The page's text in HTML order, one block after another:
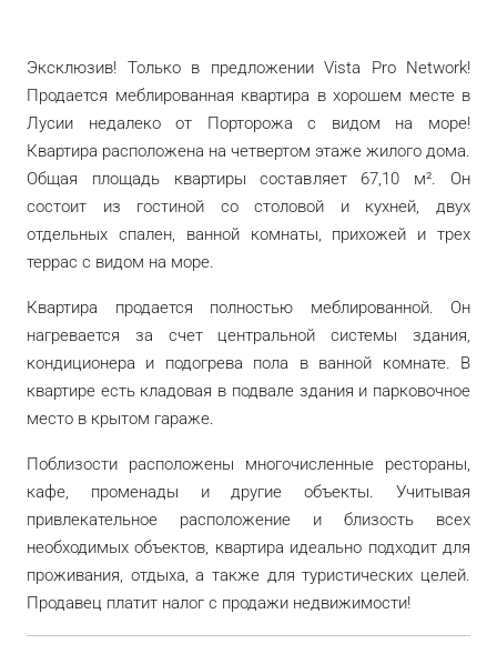
Эксклюзив! Только в предложении Vista Pro Network!
Продается меблированная квартира в хорошем месте в
Лусии недалеко от Порторожа с видом на море!
Квартира расположена на четвертом этаже жилого дома.
Общая площадь квартиры составляет 67,10 м². Он
состоит из гостиной со столовой и кухней, двух
отдельных спален, ванной комнаты, прихожей и трех
террас с видом на море.
Квартира продается полностью меблированной. Он
нагревается за счет центральной системы здания,
кондиционера и подогрева пола в ванной комнате. В
квартире есть кладовая в подвале здания и парковочное
место в крытом гараже.
Поблизости расположены многочисленные рестораны,
кафе, променады и другие объекты. Учитывая
привлекательное расположение и близость всех
необходимых объектов, квартира идеально подходит для
проживания, отдыха, а также для туристических целей.
Продавец платит налог с продажи недвижимости!